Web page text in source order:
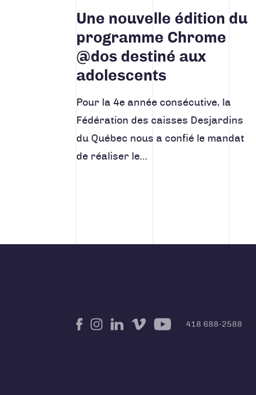
Une nouvelle édition du
programme Chrome
@dos destiné aux
adolescents
Pour la 4e année consécutive, la
Fédération des caisses Desjardins
du Québec nous a confié le mandat
de réaliser le…
418 688-2588